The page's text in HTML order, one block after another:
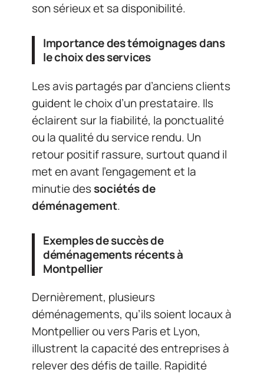
son sérieux et sa disponibilité.
Importance des témoignages dans
le choix des services
Les avis partagés par d’anciens clients
guident le choix d’un prestataire. Ils
éclairent sur la fiabilité, la ponctualité
ou la qualité du service rendu. Un
retour positif rassure, surtout quand il
met en avant l’engagement et la
minutie dessociétés de
déménagement.
Exemples de succès de
déménagements récents à
Montpellier
Dernièrement, plusieurs
déménagements, qu’ils soient locaux à
Montpellier ou vers Paris et Lyon,
illustrent la capacité des entreprises à
relever des défis de taille. Rapidité